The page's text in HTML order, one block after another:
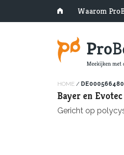
Waarom
HOME /
Bayer en
Gericht op